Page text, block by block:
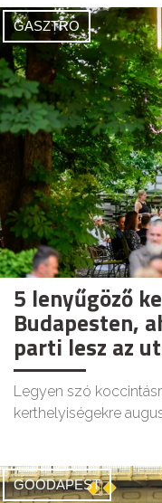
GASZTRO
5 lenyűgöző
Budapesten,
parti lesz az
Legyen szó
kerthelyiségekre
GOODAPEST